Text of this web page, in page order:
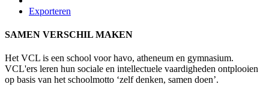
Exporteren
SAMEN VERSCHIL MAKEN
Het VCL is een school voor havo, atheneum en gymnasium.
VCL'ers leren hun sociale en intellectuele vaardigheden ontplooien
op basis van het schoolmotto ‘zelf denken, samen doen’.